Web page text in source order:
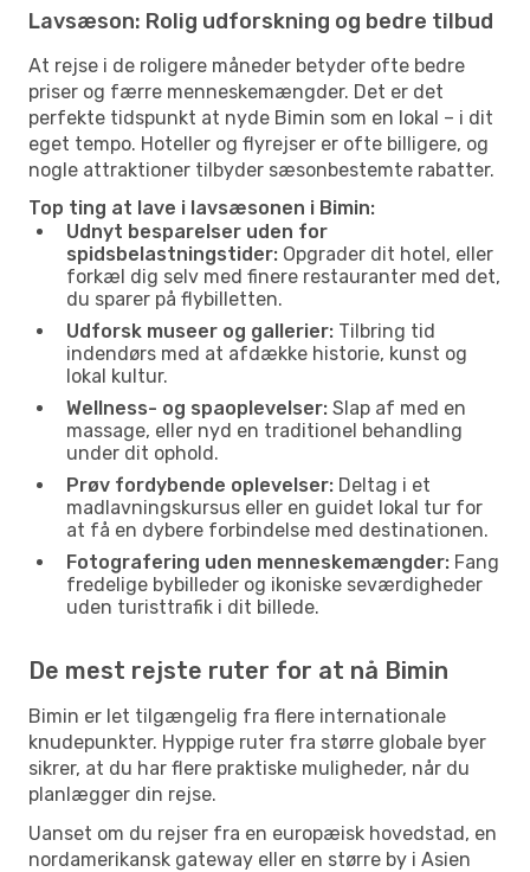
Lavsæson: Rolig udforskning og bedre tilbud
At rejse i de roligere måneder betyder ofte bedre
priser og færre menneskemængder. Det er det
perfekte tidspunkt at nyde Bimin som en lokal – i dit
eget tempo. Hoteller og flyrejser er ofte billigere, og
nogle attraktioner tilbyder sæsonbestemte rabatter.
Top ting at lave i lavsæsonen i Bimin:
Udnyt besparelser uden for
spidsbelastningstider: Opgrader dit hotel, eller
forkæl dig selv med finere restauranter med det,
du sparer på flybilletten.
Udforsk museer og gallerier: Tilbring tid
indendørs med at afdække historie, kunst og
lokal kultur.
Wellness- og spaoplevelser: Slap af med en
massage, eller nyd en traditionel behandling
under dit ophold.
Prøv fordybende oplevelser: Deltag i et
madlavningskursus eller en guidet lokal tur for
at få en dybere forbindelse med destinationen.
Fotografering uden menneskemængder: Fang
fredelige bybilleder og ikoniske seværdigheder
uden turisttrafik i dit billede.
De mest rejste ruter for at nå Bimin
Bimin er let tilgængelig fra flere internationale
knudepunkter. Hyppige ruter fra større globale byer
sikrer, at du har flere praktiske muligheder, når du
planlægger din rejse.
Uanset om du rejser fra en europæisk hovedstad, en
nordamerikansk gateway eller en større by i Asien